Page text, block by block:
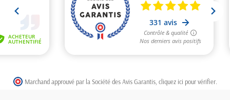
Marchand approuvé par la Société des Avis Garantis, cliquez ici pour vérifier